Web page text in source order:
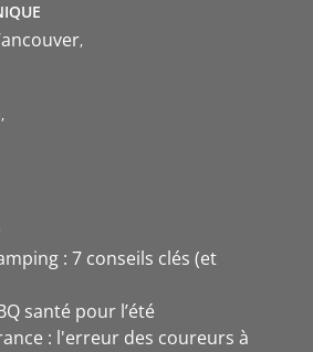
: 7 conseils clés (et
santé pour l’été
: l'erreur des coureurs à